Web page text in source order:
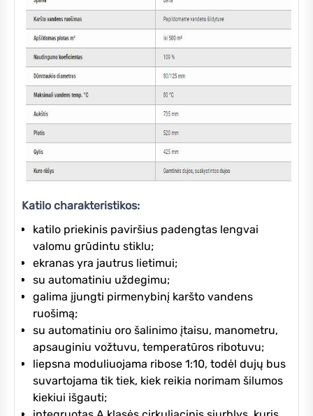
Katilo charakteristikos:
katilo priekinis paviršius padengtas lengvai
valomu grūdintu stiklu;
ekranas yra jautrus lietimui;
su automatiniu uždegimu;
galima įjungti pirmenybinį karšto vandens
ruošimą;
su automatiniu oro šalinimo įtaisu, manometru,
apsauginiu vožtuvu, temperatūros ribotuvu;
liepsna moduliuojama ribose 1:10, todėl dujų bus
suvartojama tik tiek, kiek reikia norimam šilumos
kiekiui išgauti;